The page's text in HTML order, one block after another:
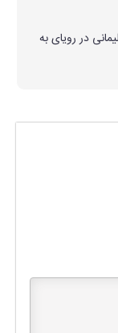
در رویای به